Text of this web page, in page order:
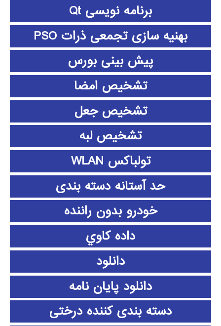
برنامه نویسی Qt
بهنیه سازی تجمعی ذرات PSO
پیش بینی بورس
تشخیص امضا
تشخیص جعل
تشخیص لبه
تولباکس WLAN
حد آستانه دسته بندی
خودرو بدون راننده
داده كاوي
دانلود
دانلود پايان نامه
دسته بندی کننده درختی